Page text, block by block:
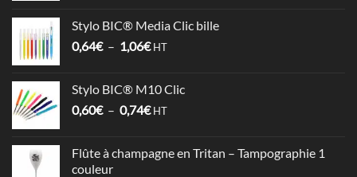
3,58€
à
Stylo BIC® Media Clic bille
0,64€ – 1,06€Plage
0,64€
à
HT
Stylo BIC® M10 Clic
0,60€ – 0,74€Plage
0,60€
HT
Flûte à champagne en Tritan – Tampographie 1
couleur